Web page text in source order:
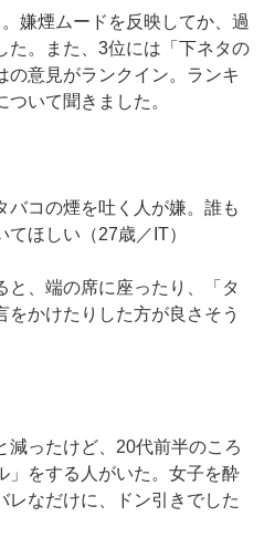
嫌煙ムードを反映してか、過
た。また、3位には「下ネタの
の意見がランクイン。ランキ
いて聞きました。
バコの煙を吐く人が嫌。誰も
ほしい（27歳／IT）
と、端の席に座ったり、「タ
かけたりした方が良さそう
減ったけど、20代前半のころ
」をする人がいた。女子を酔
レなだけに、ドン引きでした